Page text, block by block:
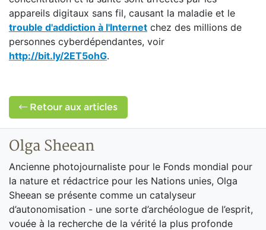
appareils digitaux sans fil, causant la maladie et le
trouble d'addiction à l'Internet chez des millions de
personnes cyberdépendantes, voir
http://bit.ly/2ET5ohG.
Retour aux articles
Olga Sheean
Ancienne photojournaliste pour le Fonds mondial pour
la nature et rédactrice pour les Nations unies, Olga
Sheean se présente comme un catalyseur
d’autonomisation - une sorte d’archéologue de l’esprit,
vouée à la recherche de la vérité la plus profonde